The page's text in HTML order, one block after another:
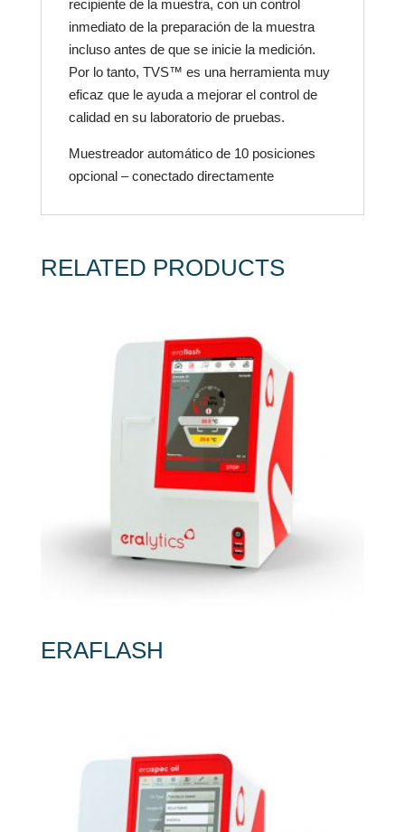
recipiente de la muestra, con un control
inmediato de la preparación de la muestra
incluso antes de que se inicie la medición.
Por lo tanto, TVS™ es una herramienta muy
eficaz que le ayuda a mejorar el control de
calidad en su laboratorio de pruebas.
Muestreador automático de 10 posiciones
opcional – conectado directamente
RELATED PRODUCTS
ERAFLASH